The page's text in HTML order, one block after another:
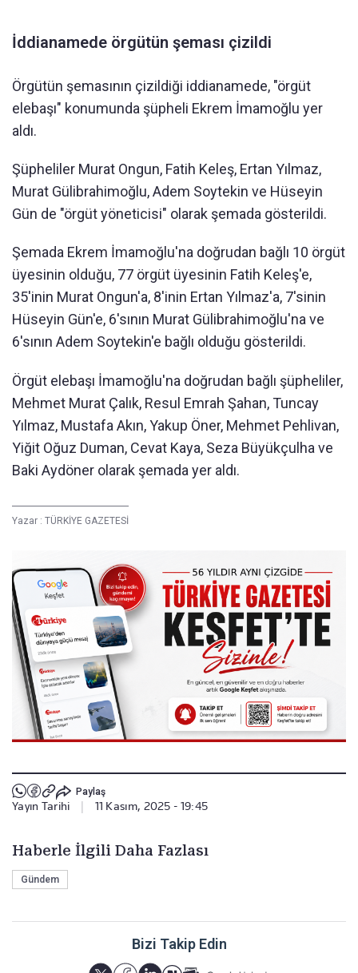
İddianamede örgütün şeması çizildi
Örgütün şemasının çizildiği iddianamede, "örgüt
elebaşı" konumunda şüpheli Ekrem İmamoğlu yer
aldı.
Şüpheliler Murat Ongun, Fatih Keleş, Ertan Yılmaz,
Murat Gülibrahimoğlu, Adem Soytekin ve Hüseyin
Gün de "örgüt yöneticisi" olarak şemada gösterildi.
Şemada Ekrem İmamoğlu'na doğrudan bağlı 10 örgüt
üyesinin olduğu, 77 örgüt üyesinin Fatih Keleş'e,
35'inin Murat Ongun'a, 8'inin Ertan Yılmaz'a, 7'sinin
Hüseyin Gün'e, 6'sının Murat Gülibrahimoğlu'na ve
6'sının Adem Soytekin'e bağlı olduğu gösterildi.
Örgüt elebaşı İmamoğlu'na doğrudan bağlı şüpheliler,
Mehmet Murat Çalık, Resul Emrah Şahan, Tuncay
Yılmaz, Mustafa Akın, Yakup Öner, Mehmet Pehlivan,
Yiğit Oğuz Duman, Cevat Kaya, Seza Büyükçulha ve
Baki Aydöner olarak şemada yer aldı.
Yazar : TÜRKİYE GAZETESİ
Paylaş
Yayın Tarihi 11 Kasım, 2025 - 19:45
Haberle İlgili Daha Fazlası
Gündem
Bizi Takip Edin